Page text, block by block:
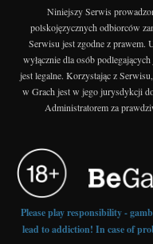
Niniejszy Serwis
polskojęzycznych odbiorców
Serwisu jest zgodne z prawem.
wyłącznie dla osób
jest legalne. Korzystając z
w Grach jest w jego jurysdykcji
Administratorem za
Please play responsibility -
lead to addiction! In case of